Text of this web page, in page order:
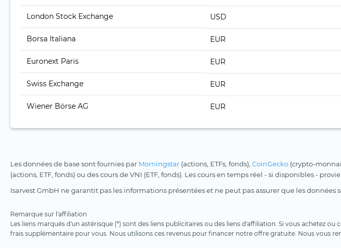
London Stock Exchange USD
Borsa Italiana EUR
Euronext Paris EUR
Swiss Exchange EUR
Wiener Börse AG EUR
Les données de base sont fournies par Morningstar (actions, ETFs, fonds), CoinGecko (crypto-
(actions, ETF, fonds) ou des cours de VNI (ETF, fonds). Les cours en temps réel - si disponibles -
Isarvest GmbH ne garantit pas les informations présentées et ne peut pas assurer que les données
Remarque sur l'affiliation
Les liens marqués d'un astérisque (*) sont des liens publicitaires ou des liens d'affiliation. Si vous achetez
frais supplémentaire pour vous. Nous utilisons ces revenus pour financer notre offre gratuite. Nous vous